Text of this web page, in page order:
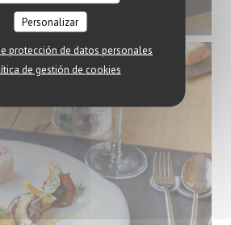
Personalizar
protección de datos personales
de gestión de cookies
© Sebastien Rousseau